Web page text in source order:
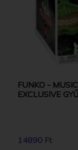
FUNKO -
EXCLUSIVE
14890 Ft